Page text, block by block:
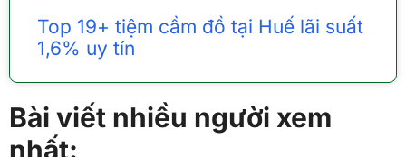
Top 19+ tiệm cầm đồ tại Huế lãi suất
1,6% uy tín
Bài viết nhiều người xem
nhất: